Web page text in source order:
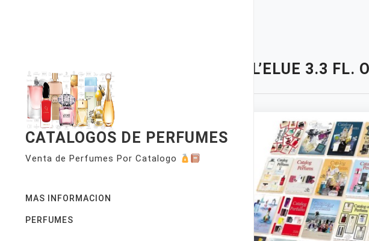
CATALOGOS DE PERFUMES
Venta de Perfumes Por Catalogo
MAS INFORMACION
PERFUMES
L’ELUE 3.3 FL.